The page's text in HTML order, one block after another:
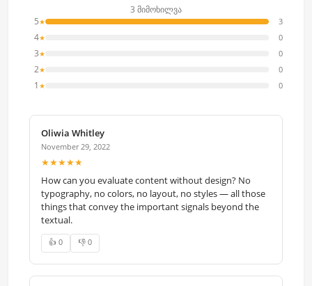
3 მიმოხილვა
5★ 3
4★ 0
3★ 0
2★ 0
1 ★ 0
Oliwia Whitley
November 29, 2022
★★★★★
How can you evaluate content without design? No
typography, no colors, no layout, no styles — all those
things that convey the important signals beyond the
textual.
👍 0 👎 0